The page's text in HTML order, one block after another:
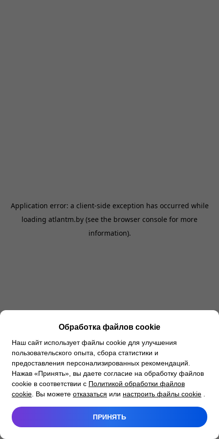
Application error: a client-side exception has occurred while
loading atlantm.by (see the browser console for more
information).
Обработка файлов cookie
Наш сайт использует файлы cookie для улучшения
пользовательского опыта, сбора статистики и
предоставления персонализированных рекомендаций.
Нажав «Принять», вы даете согласие на обработку файлов
cookie в соответствии с Политикой обработки файлов
cookie . Вы можете отказаться или настроить файлы cookie
ПРИНЯТЬ